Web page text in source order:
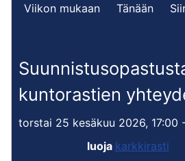
Viikon mukaan
Tänään
kuntorastien
torstai 25 kesäkuu 2026, 17:00
luoja karkkirasti